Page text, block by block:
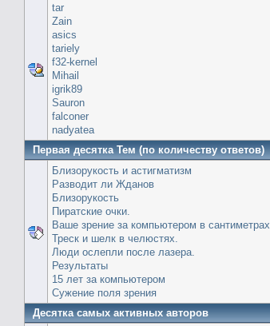
tar
Zain
asics
tariely
f32-kernel
Mihail
igrik89
Sauron
falconer
nadyatea
Первая десятка Тем (по количеству ответов)
Близорукость и астигматизм
Разводит ли Жданов
Близорукость
Пиратские очки.
Ваше зрение за компьютером в сантиметрах.
Треск и шелк в челюстях.
Люди ослепли после лазера.
Результаты
15 лет за компьютером
Сужение поля зрения
Десятка самых активных авторов